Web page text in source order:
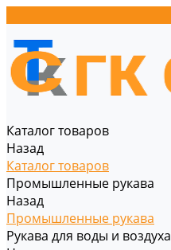
Каталог товаров
Назад
Каталог товаров
Промышленные рукава
Назад
Промышленные рукава
Рукава для воды и воздуха